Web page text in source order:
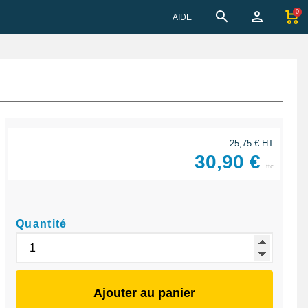
AIDE
0
25,75 € HT
30,90 € ttc
Quantité
Ajouter au panier